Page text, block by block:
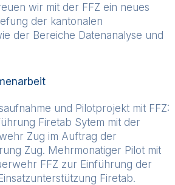
wir mit der FFZ ein neues
der kantonalen
der Bereiche Datenanalyse und
und Pilotprojekt mit FFZ:
Firetab Sytem mit der
Zug im Auftrag der
Zug. Mehrmonatiger Pilot mit
FFZ zur Einführung der
Firetab.